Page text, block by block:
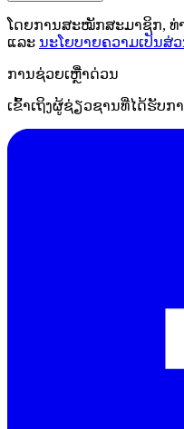
ໂດຍການສະໝັກສະມາຊິກ, ທ່
ແລະ ນະໂຍບາຍຄວາມເປັນສ່
ການຊ່ວຍເຫຼືໍາດ່ວນ
ເຂົ້າເຖິງຜູ້ຊ່ຽວຊານທີ່ໄດ້ຮັບກ